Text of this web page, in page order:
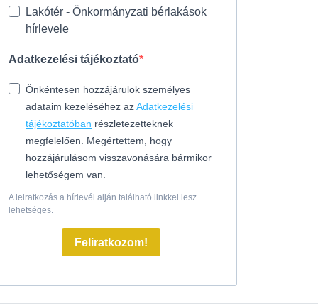
Lakótér - Önkormányzati bérlakások
hírlevele
Adatkezelési tájékoztató
Önkéntesen hozzájárulok személyes
adataim kezeléséhez azAdatkezelési
tájékoztatóban részletezetteknek
megfelelően. Megértettem, hogy
hozzájárulásom visszavonására bármikor
lehetőségem van.
A leiratkozás a hírlevél alján található linkkel lesz
lehetséges.
Feliratkozom!